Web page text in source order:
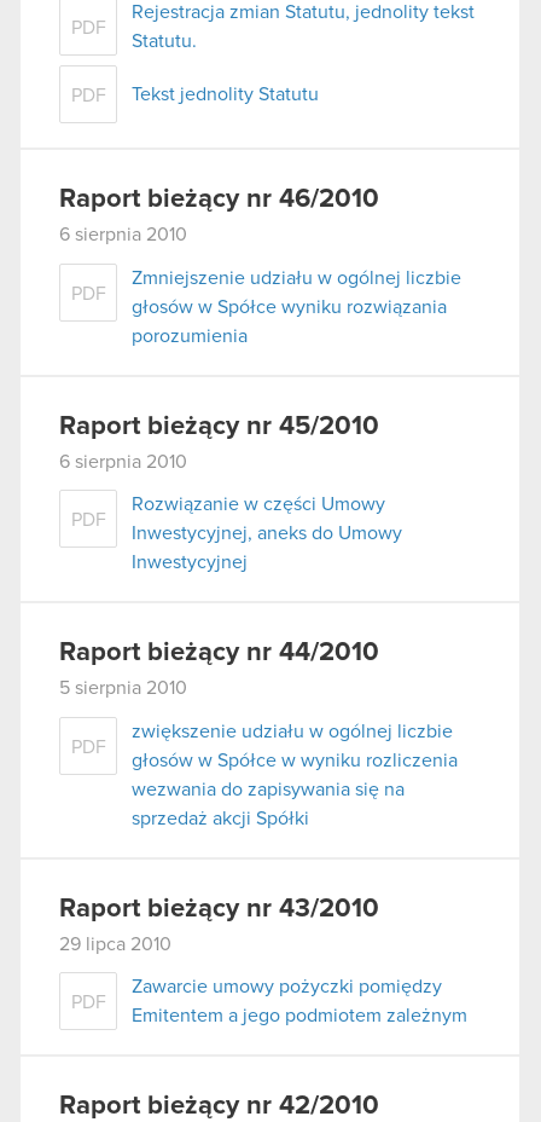
PDF
Rejestracja zmian Statutu, jednolity tekst
Statutu.
PDF Tekst jednolity Statutu
Raport bieżący nr 46/2010
6 sierpnia 2010
PDF
Zmniejszenie udziału w ogólnej liczbie
głosów w Spółce wyniku rozwiązania
porozumienia
Raport bieżący nr 45/2010
6 sierpnia 2010
PDF
Rozwiązanie w części Umowy
Inwestycyjnej, aneks do Umowy
Inwestycyjnej
Raport bieżący nr 44/2010
5 sierpnia 2010
PDF
zwiększenie udziału w ogólnej liczbie
głosów w Spółce w wyniku rozliczenia
wezwania do zapisywania się na
sprzedaż akcji Spółki
Raport bieżący nr 43/2010
29 lipca 2010
PDF
Zawarcie umowy pożyczki pomiędzy
Emitentem a jego podmiotem zależnym
Raport bieżący nr 42/2010